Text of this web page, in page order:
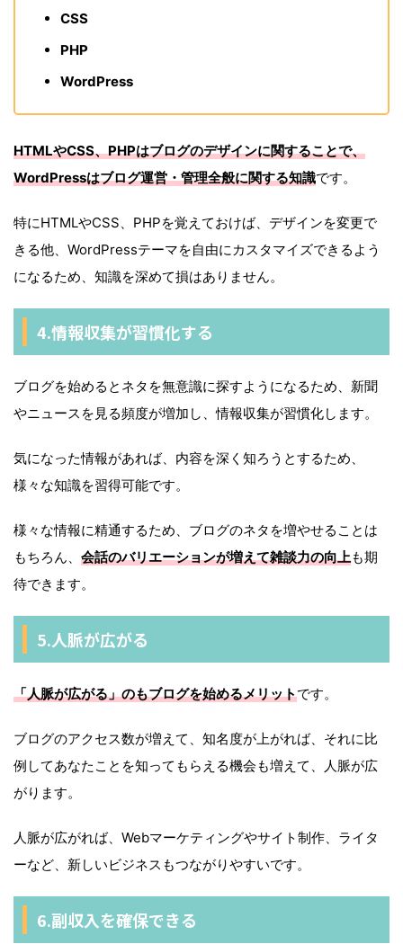
CSS
PHP
WordPress
HTMLやCSS、PHPはブログのデザインに関することで、
WordPressはブログ運営・管理全般に関する知識です。
特にHTMLやCSS、PHPを覚えておけば、デザインを変更で
きる他、WordPressテーマを自由にカスタマイズできるよう
になるため、知識を深めて損はありません。
4.情報収集が習慣化する
ブログを始めるとネタを無意識に探すようになるため、新聞
やニュースを見る頻度が増加し、情報収集が習慣化します。
気になった情報があれば、内容を深く知ろうとするため、
様々な知識を習得可能です。
様々な情報に精通するため、ブログのネタを増やせることは
もちろん、 会話のバリエーションが増えて雑談力の向上も期
待できます。
5.人脈が広がる
「人脈が広がる」のもブログを始めるメリットです。
ブログのアクセス数が増えて、知名度が上がれば、それに比
例してあなたことを知ってもらえる機会も増えて、人脈が広
がります。
人脈が広がれば、Webマーケティングやサイト制作、ライタ
ーなど、新しいビジネスもつながりやすいです。
6.副収入を確保できる